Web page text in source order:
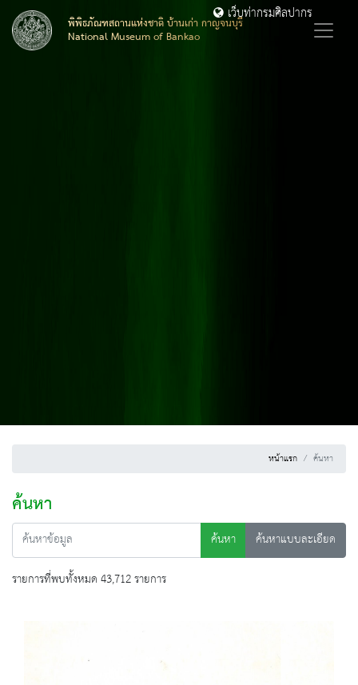
พิพิธภัณฑสถานแห่งชาติ บ้านเก่า กาญจนบุรี
National Museum of Bankao
เว็บท่ากรมศิลปากร
หน้าแรก ค้นหา
ค้นหา
ค้นหา
ค้นหาแบบละเอียด
รายการที่พบทั้งหมด 43,712 รายการ